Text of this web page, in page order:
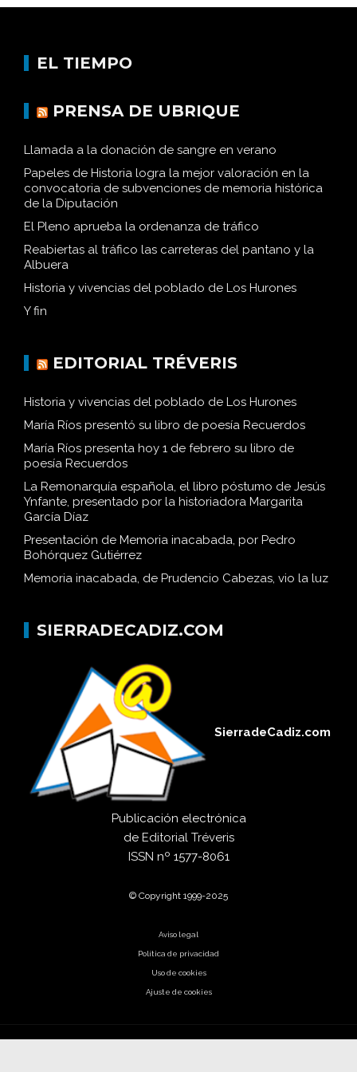
EL TIEMPO
PRENSA DE UBRIQUE
Llamada a la donación de sangre en verano
Papeles de Historia logra la mejor valoración en la
convocatoria de subvenciones de memoria histórica
de la Diputación
El Pleno aprueba la ordenanza de tráfico
Reabiertas al tráfico las carreteras del pantano y la
Albuera
Historia y vivencias del poblado de Los Hurones
Y fin
EDITORIAL TRÉVERIS
Historia y vivencias del poblado de Los Hurones
María Ríos presentó su libro de poesía Recuerdos
María Ríos presenta hoy 1 de febrero su libro de
poesía Recuerdos
La Remonarquía española, el libro póstumo de Jesús
Ynfante, presentado por la historiadora Margarita
García Díaz
Presentación de Memoria inacabada, por Pedro
Bohórquez Gutiérrez
Memoria inacabada, de Prudencio Cabezas, vio la luz
SIERRADECADIZ.COM
SierradeCadiz.com
Publicación electrónica
de Editorial Tréveris
ISSN nº 1577-8061
© Copyright 1999-2025
Aviso legal
Política de privacidad
Uso de cookies
Ajuste de cookies